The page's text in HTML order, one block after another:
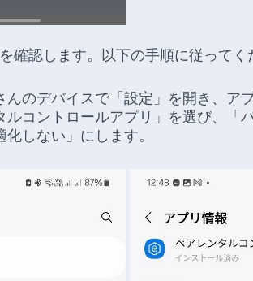
確認します。以下の手順に従ってく
んのデバイスで「設定」を開き、ア
ルコントロールアプリ」を選び、「
化しない」にします。